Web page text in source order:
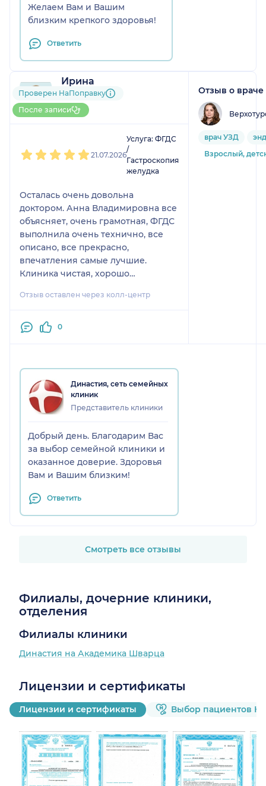
Желаем Вам и Вашим
близким крепкого здоровья!
Ответить
Ирина
1 отзыв
До 5 записей через
НаПоправку
Проверен НаПоправку
После записи
21.07.2026
Услуга: ФГДС
/
Гастроскопия
желудка
Осталась очень довольна
доктором. Анна Владимировна все
объясняет, очень грамотная, ФГДС
выполнила очень технично, все
описано, все прекрасно,
впечатления самые лучшие.
Клиника чистая, хорошо
приходится, администраторы
Отзыв оставлен через колл-центр
0
Отзыв о враче
врач УЗД
Взрослый,
Династия, сеть семейных
клиник
Представитель клиники
Добрый день. Благодарим Вас
за выбор семейной клиники и
оказанное доверие. Здоровья
Вам и Вашим близким!
Ответить
Смотреть все отзывы
Филиалы, дочерние клиники,
отделения
Филиалы клиники
Династия на Академика Шварца
Лицензии и сертификаты
Лицензии и сертификаты Выбор пациентов